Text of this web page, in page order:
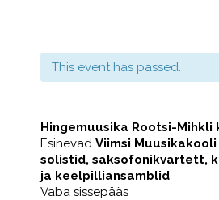
This event has passed.
Hingemuusika Rootsi-Mihkli
Esinevad Viimsi Muusikakooli
solistid, saksofonikvartett,
ja keelpilliansamblid
Vaba sissepääs